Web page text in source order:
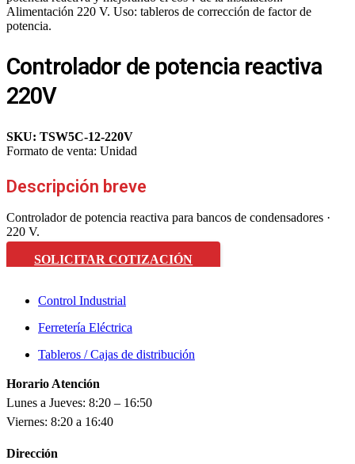
Alimentación 220 V. Uso: tableros de corrección de factor de
potencia.
Controlador de potencia reactiva
220V
SKU: TSW5C-12-220V
Formato de venta: Unidad
Descripción breve
Controlador de potencia reactiva para bancos de condensadores ·
220 V.
SOLICITAR COTIZACIÓN
Control Industrial
Ferretería Eléctrica
Tableros / Cajas de distribución
Horario Atención
Lunes a Jueves: 8:20 – 16:50
Viernes: 8:20 a 16:40
Dirección